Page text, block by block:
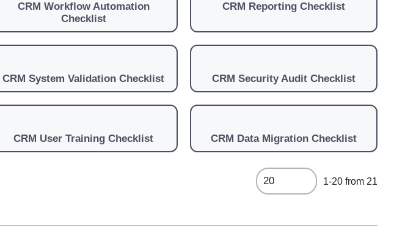
CRM Workflow Automation
Checklist
CRM Reporting Checklist
CRM System Validation Checklist CRM Security Audit Checklist
CRM User Training Checklist CRM Data Migration Checklist
1-20 from 21